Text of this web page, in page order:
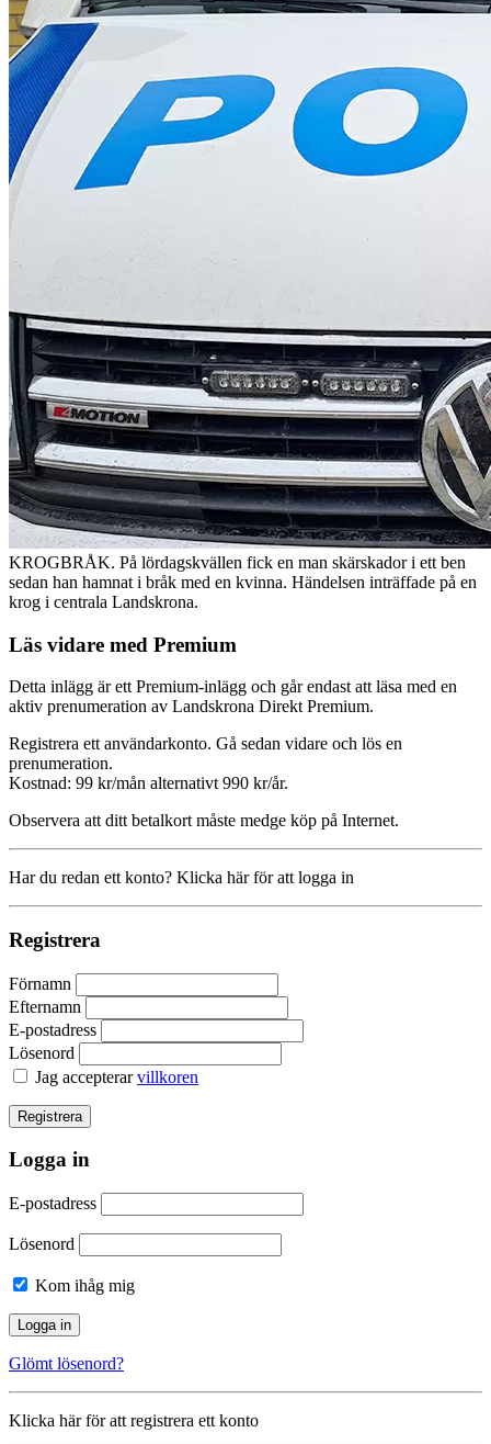
KROGBRÅK. På lördagskvällen fick en man skärskador i ett ben
sedan han hamnat i bråk med en kvinna. Händelsen inträffade på en
krog i centrala Landskrona.
Läs vidare med Premium
Detta inlägg är ett Premium-inlägg och går endast att läsa med en
aktiv prenumeration av Landskrona Direkt Premium.
Registrera ett användarkonto. Gå sedan vidare och lös en
prenumeration.
Kostnad: 99 kr/mån alternativt 990 kr/år.
Observera att ditt betalkort måste medge köp på Internet.
Har du redan ett konto? Klicka här för att logga in
Registrera
Förnamn
Efternamn
E-postadress
Lösenord
Jag accepterarvillkoren
Logga in
E-postadress
Lösenord
Kom ihåg mig
Glömt lösenord?
Klicka här för att registrera ett konto